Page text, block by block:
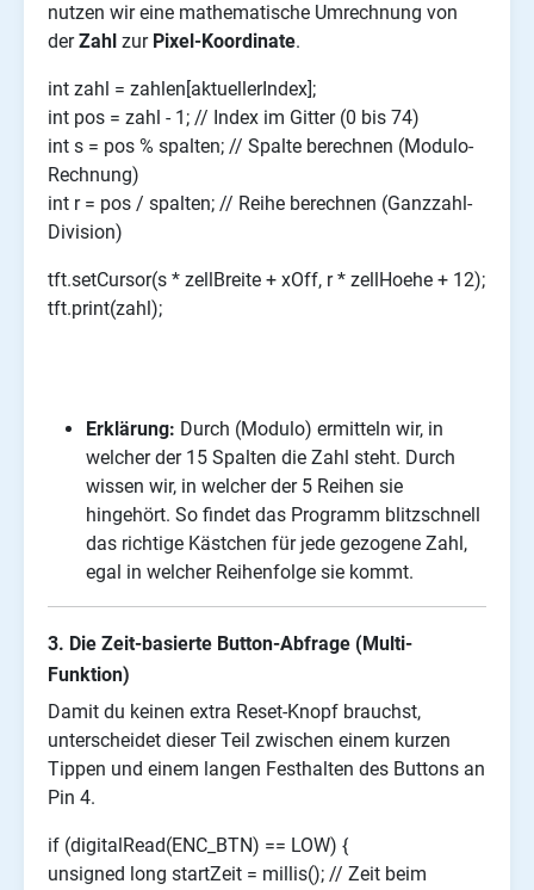
nutzen wir eine mathematische Umrechnung von
derZahl zur Pixel-Koordinate.
int zahl = zahlen[aktuellerIndex];
int pos = zahl - 1; // Index im Gitter (0 bis 74)
int s = pos % spalten; // Spalte berechnen (Modulo-
Rechnung)
int r = pos / spalten; // Reihe berechnen (Ganzzahl-
Division)
tft.setCursor(s * zellBreite + xOff, r * zellHoehe + 12);
tft.print(zahl);
Erklärung: Durch (Modulo) ermitteln wir, in
welcher der 15 Spalten die Zahl steht. Durch
wissen wir, in welcher der 5 Reihen sie
hingehört. So findet das Programm blitzschnell
das richtige Kästchen für jede gezogene Zahl,
egal in welcher Reihenfolge sie kommt.
3. Die Zeit-basierte Button-Abfrage (Multi-
Funktion)
Damit du keinen extra Reset-Knopf brauchst,
unterscheidet dieser Teil zwischen einem kurzen
Tippen und einem langen Festhalten des Buttons an
Pin 4.
if (digitalRead(ENC_BTN) == LOW) {
unsigned long startZeit = millis(); // Zeit beim